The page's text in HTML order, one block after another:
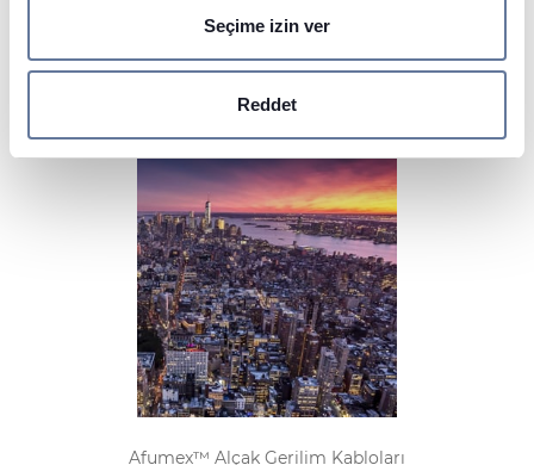
İçeriği ve reklamları kişiselleştirmek, sosyal medya
özellikleri sunmak ve trafiği analiz etmek için çerezler
kullanıyoruz. Sitemizi kullanımınızla ilgili bilgileri ayrıca
paylaşabiliriz. İş ortaklarımız, bu bilgileri kendilerine
sağladığınız veya hizmetlerini kullanırken topladıkları
diğer bilgilerle birleştirebilir.
Seçime izin ver
Reddet
Afumex™ Tesisat Kabloları
SAYFAYA GIT
Afumex™ Alçak Gerilim Kabloları